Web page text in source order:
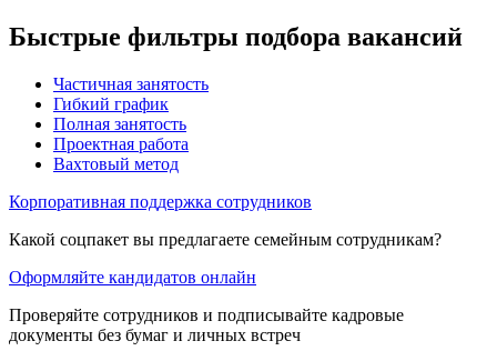
Быстрые фильтры подбора вакансий
Частичная занятость
Гибкий график
Полная занятость
Проектная работа
Вахтовый метод
Корпоративная поддержка сотрудников
Какой соцпакет вы предлагаете семейным сотрудникам?
Оформляйте кандидатов онлайн
Проверяйте сотрудников и подписывайте кадровые
документы без бумаг и личных встреч